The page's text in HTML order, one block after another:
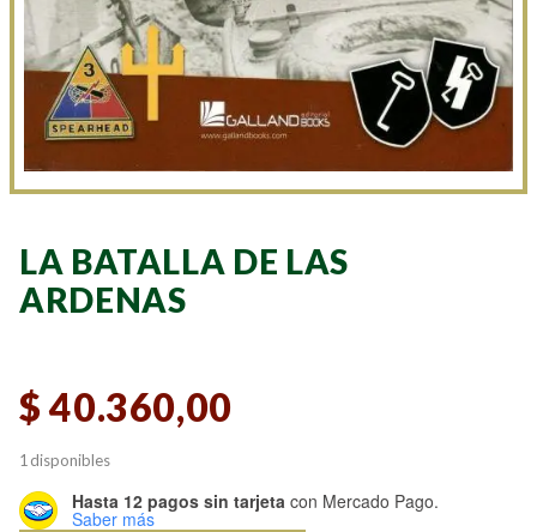
LA BATALLA DE LAS
ARDENAS
$40.360,00
1 disponibles
Hasta 12 pagos sin tarjeta con Mercado Pago.
Saber más